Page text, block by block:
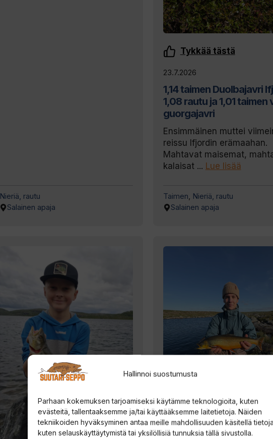
Hallinnoi suostumusta
Parhaan kokemuksen tarjoamiseksi käytämme teknologioita, kuten
evästeitä, tallentaaksemme ja/tai käyttääksemme laitetietoja. Näiden
tekniikoiden hyväksyminen antaa meille mahdollisuuden käsitellä
kuten selauskäyttäytymistä tai yksilöllisiä tunnuksia tällä sivustolla.
Nieriä, rautu
Salainen apaja
Tykkää tästä
23.7.2026
1,14 taimen Duolbajavri
1,08 rautu ja 1,01 taimen
guorgajavri
Ensimmäinen muttei
reissu Ifjordin erämaahan.
Mahtavat maisemat,
kalaisat ... Lue lisää
Taimen Nieriä, rautu
Salainen apaja